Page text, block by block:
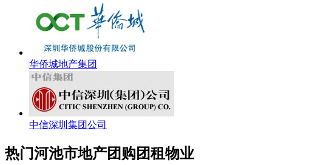
华侨城地产集团
中信深圳集团公司
热门河池市地产团购团租物业